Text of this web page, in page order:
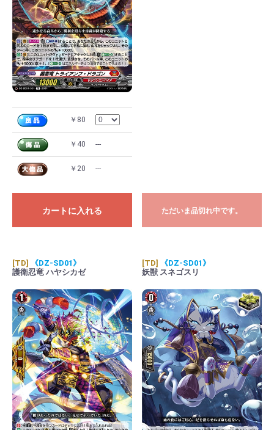
￥80
￥40 ---
￥20 ---
カートに入れる ただいま品切れ中です。
[TD]
《DZ-SD01》
護衛忍竜 ハヤシカゼ
[TD]
《DZ-SD01》
妖獣 スネゴスリ